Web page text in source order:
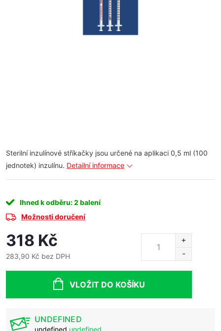
Sterilní inzulínové stříkačky jsou určené na aplikaci 0,5 ml (100
jednotek) inzulínu. Detailní informace
Ihned k odběru: 2 balení
Možnosti doručení
318 Kč
283,90 Kč bez DPH
VLOŽIT DO KOŠÍKU
UNDEFINED
undefined undefined